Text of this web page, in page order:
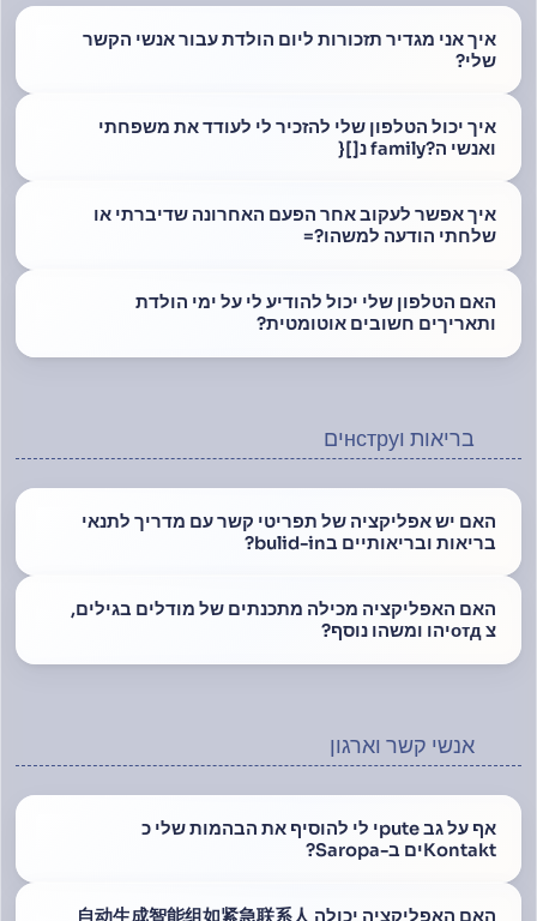
איך אני מגדיר תזכורות ליום הולדת עבור אנשי הקשר
שלי?
איך יכול הטלפון שלי להזכיר לי לעודד את משפחתי
ואנשי ה?family נ[]{
איך אפשר לעקוב אחר הפעם האחרונה שדיברתי או
שלחתי הודעה למשהו?=
האם הטלפון שלי יכול להודיע לי על ימי הולדת
ותאריךים חשובים אוטומטית?
בריאות וнструים
האם יש אפליקציה של תפריטי קשר עם מדריך לתנאי
בריאות ובריאותיים בbulid-in?
האם האפליקציה מכילה מתכנתים של מודלים בגילים,
צ отдיהו ומשהו נוסף?
אנשי קשר וארגון
אף על גב puteי לי להוסיף את הבהמות שלי כ
Kontaktים ב-Saropa?
האם האפליקציה יכולה 自动生成智能组如紧急联系人